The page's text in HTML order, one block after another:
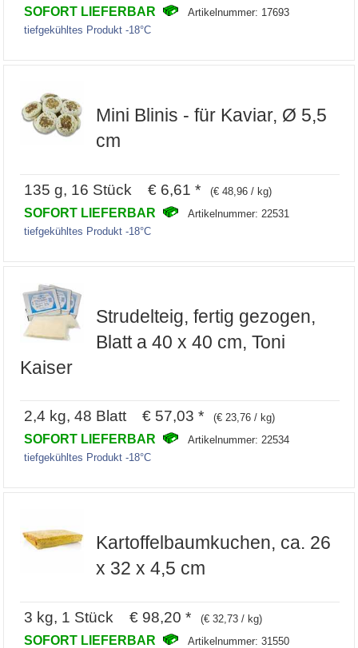
SOFORT LIEFERBAR
Artikelnummer: 17693
tiefgekühltes Produkt -18°C
Mini Blinis - für Kaviar, Ø 5,5
cm
135 g, 16 Stück € 6,61 * (€ 48,96 / kg)
SOFORT LIEFERBAR
Artikelnummer: 22531
tiefgekühltes Produkt -18°C
Strudelteig, fertig gezogen,
Blatt a 40 x 40 cm, Toni
Kaiser
2,4 kg, 48 Blatt € 57,03 * (€ 23,76 / kg)
SOFORT LIEFERBAR
Artikelnummer: 22534
tiefgekühltes Produkt -18°C
Kartoffelbaumkuchen, ca. 26
x 32 x 4,5 cm
3 kg, 1 Stück € 98,20 * (€ 32,73 / kg)
SOFORT LIEFERBAR
Artikelnummer: 31550